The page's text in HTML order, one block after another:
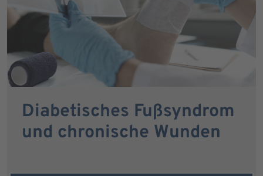
Diabetisches Fußsyndrom
und chronische Wunden